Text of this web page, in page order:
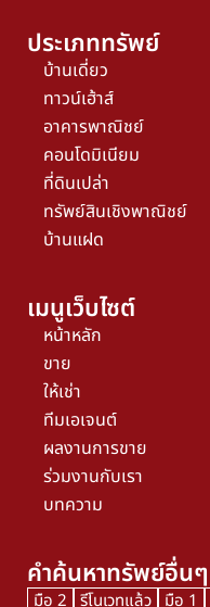
ประเภททรัพย์
บ้านเดี่ยว
ทาวน์เฮ้าส์
อาคารพาณิชย์
คอนโดมิเนียม
ที่ดินเปล่า
ทรัพย์สินเชิงพาณิชย์
บ้านแฝด
เมนูเว็บไซต์
หน้าหลัก
ขาย
ให้เช่า
ทีมเอเจนต์
ผลงานการขาย
ร่วมงานกับเรา
บทความ
คำค้นหาทรัพย์อื่นๆ
มือ 2 รีโนเวทแล้ว มือ 1